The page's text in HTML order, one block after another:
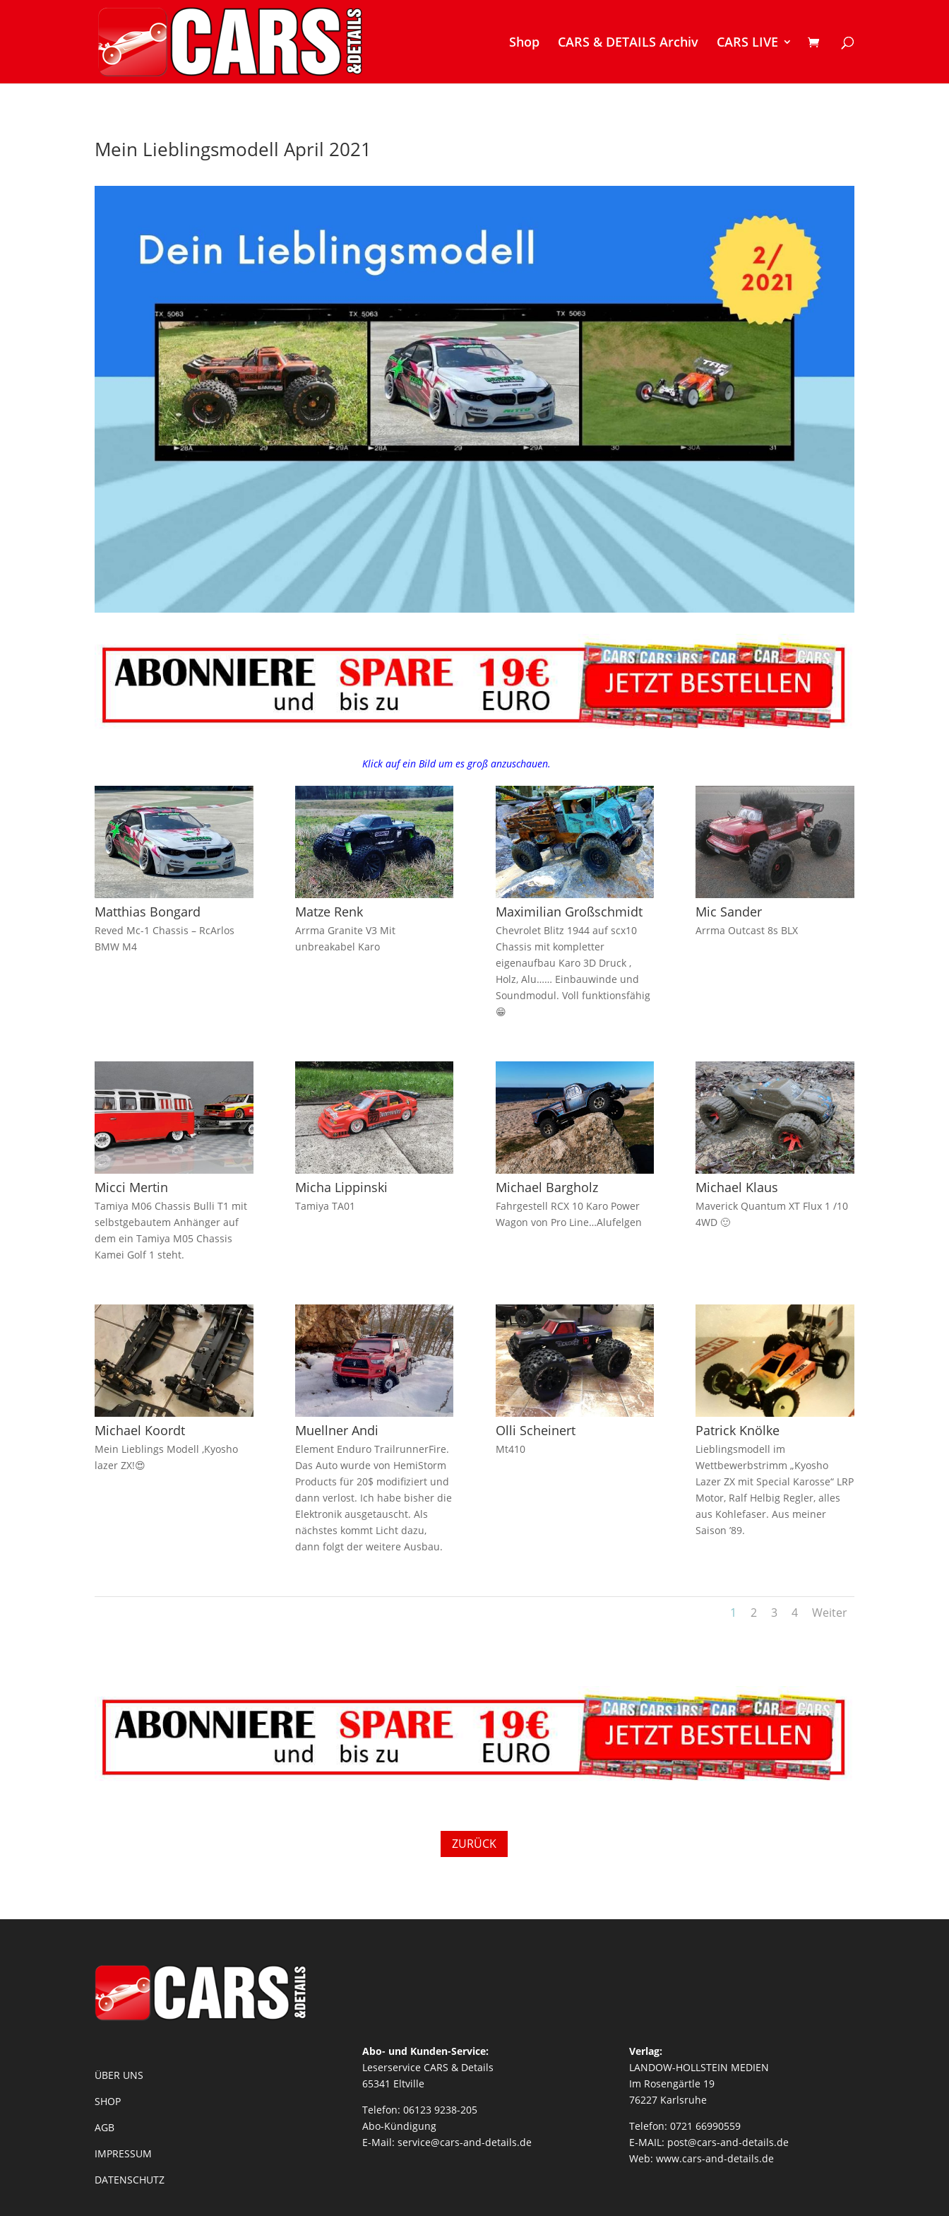
Shop CARS & DETAILS Archiv CARS LIVE
Mein Lieblingsmodell April 2021
Klick auf ein Bild um es groß anzuschauen.
Matthias Bongard
Reved Mc-1 Chassis – RcArlos
BMW M4
Matze Renk
Arrma Granite V3 Mit
unbreakabel Karo
Maximilian Großschmidt
Chevrolet Blitz 1944 auf scx10
Chassis mit kompletter
eigenaufbau Karo 3D Druck ,
Holz, Alu…… Einbauwinde und
Soundmodul. Voll funktionsfähig
😁
Mic Sander
Arrma Outcast 8s BLX
Micci Mertin
Tamiya M06 Chassis Bulli T1 mit
selbstgebautem Anhänger auf
dem ein Tamiya M05 Chassis
Kamei Golf 1 steht.
Micha Lippinski
Tamiya TA01
Michael Bargholz
Fahrgestell RCX 10 Karo Power
Wagon von Pro Line…Alufelgen
Michael Klaus
Maverick Quantum XT Flux 1 /10
4WD 🙂
Michael Koordt
Mein Lieblings Modell ,Kyosho
lazer ZX!😍
Muellner Andi
Element Enduro TrailrunnerFire.
Das Auto wurde von HemiStorm
Products für 20$ modifiziert und
dann verlost. Ich habe bisher die
Elektronik ausgetauscht. Als
nächstes kommt Licht dazu,
dann folgt der weitere Ausbau.
Olli Scheinert
Mt410
Patrick Knölke
Lieblingsmodell im
Wettbewerbstrimm „Kyosho
Lazer ZX mit Special Karosse“ LRP
Motor, Ralf Helbig Regler, alles
aus Kohlefaser. Aus meiner
Saison ’89.
1 2 3 4 Weiter
ZURÜCK
ÜBER UNS
SHOP
AGB
IMPRESSUM
DATENSCHUTZ
Abo- und Kunden-Service:
Leserservice CARS & Details
65341 Eltville
Telefon: 06123 9238-205
Abo-Kündigung
E-Mail: service@cars-and-details.de
Verlag:
LANDOW-HOLLSTEIN MEDIEN
Im Rosengärtle 19
76227 Karlsruhe
Telefon: 0721 66990559
E-MAIL: post@cars-and-details.de
Web: www.cars-and-details.de